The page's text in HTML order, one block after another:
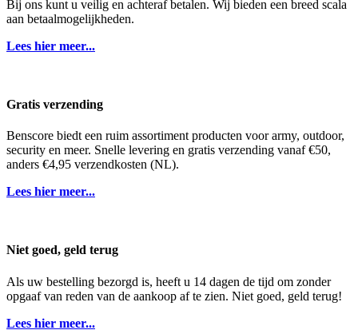
Bij ons kunt u veilig en achteraf betalen. Wij bieden een breed scala
aan betaalmogelijkheden.
Lees hier meer...
Gratis verzending
Benscore biedt een ruim assortiment producten voor army, outdoor,
security en meer. Snelle levering en gratis verzending vanaf €50,
anders €4,95 verzendkosten (NL).
Lees hier meer...
Niet goed, geld terug
Als uw bestelling bezorgd is, heeft u 14 dagen de tijd om zonder
opgaaf van reden van de aankoop af te zien. Niet goed, geld terug!
Lees hier meer...